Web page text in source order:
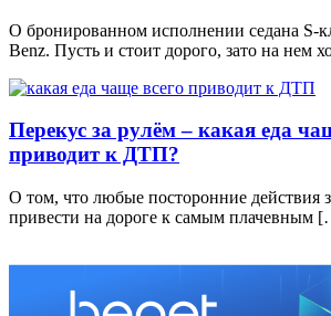
О бронированном исполнении седана S-
Benz. Пусть и стоит дорого, зато на нем
Перекус за рулём – какая еда
приводит к ДТП?
О том, что любые посторонние действия
привести на дороге к самым плачевным